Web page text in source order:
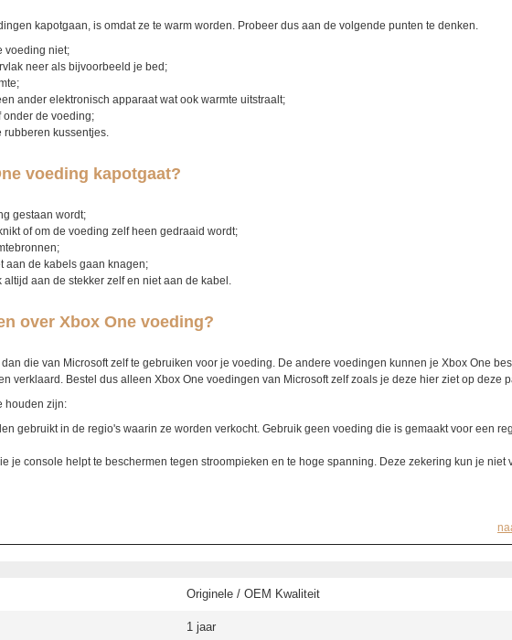
kapotgaan, is omdat ze te warm worden. Probeer dus aan de volgende punten te denken.
voeding niet;
neer als bijvoorbeeld je bed;
ander elektronisch apparaat wat ook warmte uitstraalt;
onder de voeding;
rubberen kussentjes.
voeding kapotgaat?
gestaan wordt;
of om de voeding zelf heen gedraaid wordt;
aan de kabels gaan knagen;
aan de stekker zelf en niet aan de kabel.
over Xbox One voeding?
die van Microsoft zelf te gebruiken voor je voeding. De andere voedingen kunnen je Xbox One
verklaard. Bestel dus alleen Xbox One voedingen van Microsoft zelf zoals je deze hier ziet op deze
houden zijn:
gebruikt in de regio's waarin ze worden verkocht. Gebruik geen voeding die is gemaakt voor een
je console helpt te beschermen tegen stroompieken en te hoge spanning. Deze zekering kun je niet
Originele / OEM Kwaliteit
1 jaar